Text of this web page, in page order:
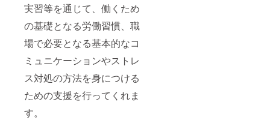
実習等を通じて、働くため
の基礎となる労働習慣、職
場で必要となる基本的なコ
ミュニケーションやストレ
ス対処の方法を身につける
ための支援を行ってくれま
す。